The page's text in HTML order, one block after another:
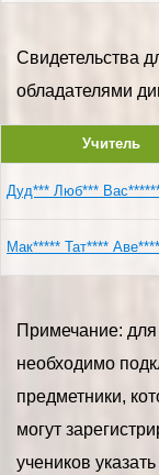
Свидетельства
обладателями
Учитель
Дуд*** Люб***
Мак***** Тат****
Примечание: для
необходимо
предметники,
могут
учеников